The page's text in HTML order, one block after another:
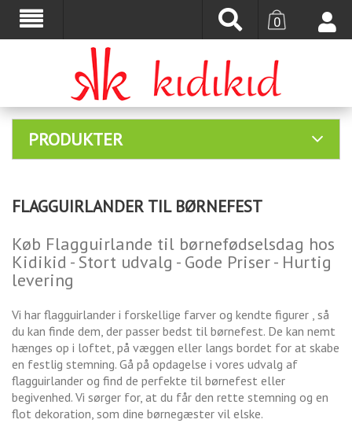
0
PRODUKTER
FLAGGUIRLANDER TIL BØRNEFEST
Køb Flagguirlande til børnefødselsdag hos
Kidikid - Stort udvalg - Gode Priser - Hurtig
levering
Vi har flagguirlander i forskellige farver og kendte figurer , så
du kan finde dem, der passer bedst til børnefest. De kan nemt
hænges op i loftet, på væggen eller langs bordet for at skabe
en festlig stemning. Gå på opdagelse i vores udvalg af
flagguirlander og find de perfekte til børnefest eller
begivenhed. Vi sørger for, at du får den rette stemning og en
flot dekoration, som dine børnegæster vil elske.